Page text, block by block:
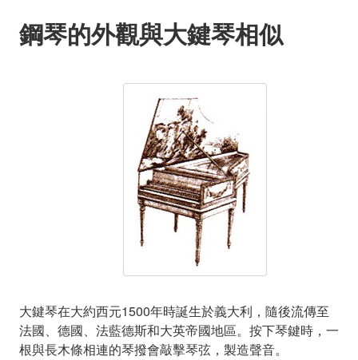
鋼琴的外觀與大鍵琴相似
大鍵琴在大約西元1500年時誕生於義大利，隨後流傳至
法國、德國、法藍德斯和大英帝國地區。按下琴鍵時，一
根與長木條相連的琴撥會敲擊琴弦，製造聲音。